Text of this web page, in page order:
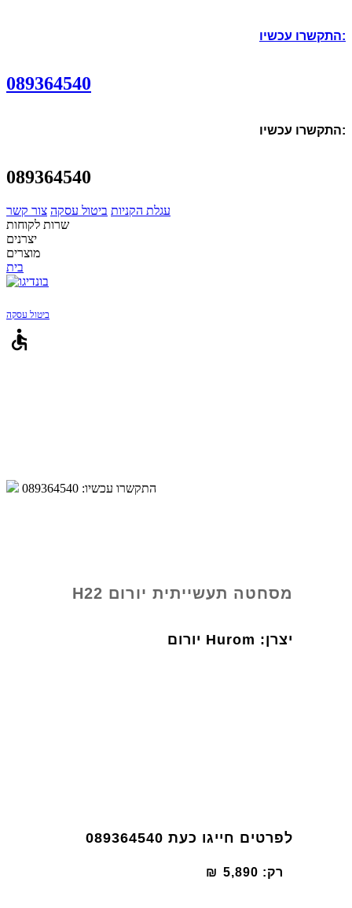
התקשרו עכשיו:
089364540
התקשרו עכשיו:
089364540
עגלת הקניות ביטול עסקה צור קשר
שרות לקוחות
יצרנים
מוצרים
בית
ביטול עסקה
accessible
התקשרו עכשיו: 089364540
מסחטה תעשייתית יורום H22
יצרן: Hurom יורום
לפרטים חייגו כעת 089364540
רק: 5,890
₪